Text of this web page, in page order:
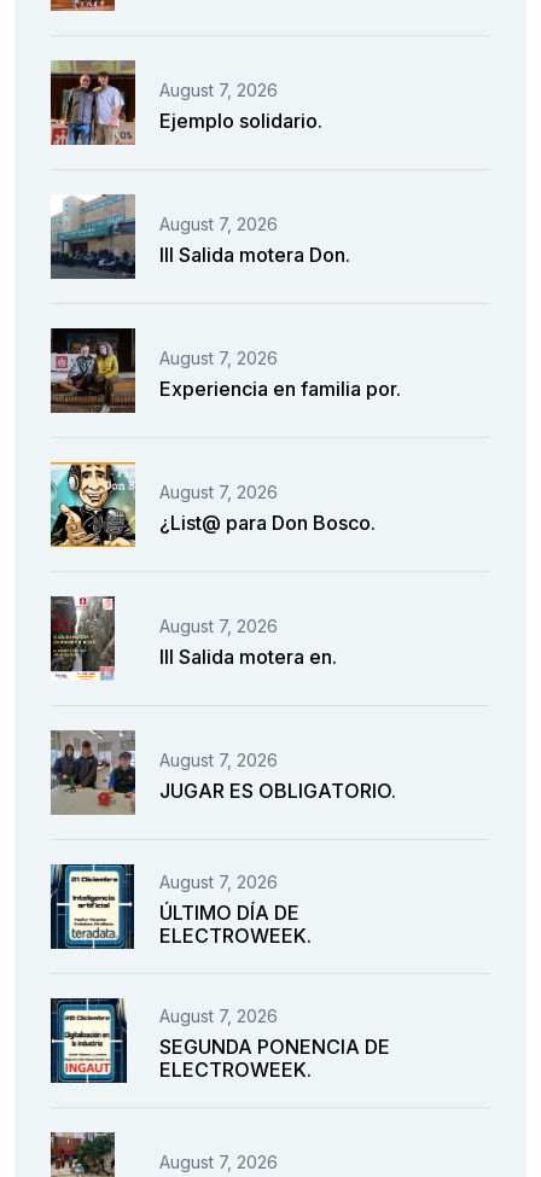
August 7, 2026
Ejemplo solidario.
August 7, 2026
III Salida motera Don.
August 7, 2026
Experiencia en familia por.
August 7, 2026
¿List@ para Don Bosco.
August 7, 2026
III Salida motera en.
August 7, 2026
JUGAR ES OBLIGATORIO.
August 7, 2026
ÚLTIMO DÍA DE
ELECTROWEEK.
August 7, 2026
SEGUNDA PONENCIA DE
ELECTROWEEK.
August 7, 2026